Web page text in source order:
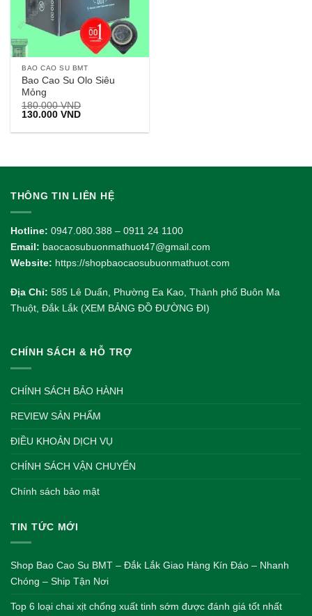
BAO CAO SU BMT
Bao Cao Su Olo Siêu
Mỏng
180.000VND
Giá
là:
130.000VNDGiá
tại
THÔNG TIN LIÊN HỆ
Hotline: 0947.080.388 – 0911 24 1100
Email: baocaosubuonmathuot47@gmail.com
Website: https://shopbaocaosubuonmathuot.com
Địa Chỉ: 585 Lê Duẩn, Phường Ea Kao, Thành phố Buôn Ma
Thuột, Đắk Lắk (XEM BẢNG ĐỒ ĐƯỜNG ĐI)
CHÍNH SÁCH & HỖ TRỢ
CHÍNH SÁCH BẢO HÀNH
REVIEW SẢN PHẨM
ĐIỀU KHOẢN DỊCH VỤ
CHÍNH SÁCH VẬN CHUYỂN
Chính sách bảo mật
TIN TỨC MỚI
Shop Bao Cao Su BMT – Đắk Lắk Giao Hàng Kín Đáo – Nhanh
Chóng – Ship Tận Nơi
Top 6 loại chai xịt chống xuất tinh sớm được đánh giá tốt nhất